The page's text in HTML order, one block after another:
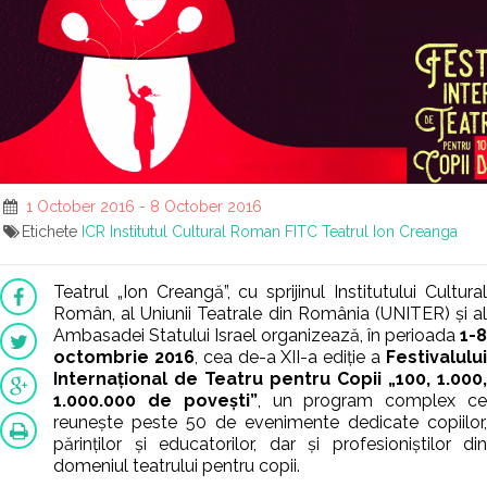
1 October 2016 - 8 October 2016
Etichete ICR Institutul Cultural Roman FITC Teatrul Ion Creanga
Teatrul „Ion Creangă”, cu sprijinul Institutului Cultural
Român, al Uniunii Teatrale din România (UNITER) și al
Ambasadei Statului Israel organizează, în perioada 1-8
octombrie 2016, cea de-a XII-a ediție a Festivalului
Internațional de Teatru pentru Copii „100, 1.000,
1.000.000 de povești”, un program complex ce
reunește peste 50 de evenimente dedicate copiilor,
părinților și educatorilor, dar și profesioniștilor din
domeniul teatrului pentru copii.